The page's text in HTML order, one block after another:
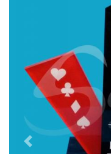
Previous